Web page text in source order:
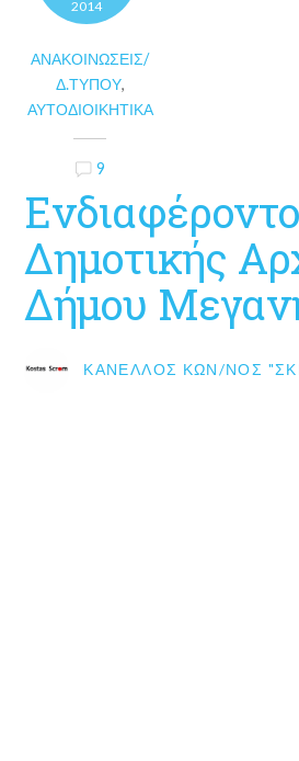
2014
ΑΝΑΚΟΙΝΏΣΕΙΣ/
Δ.ΤΎΠΟΥ,
ΑΥΤΟΔΙΟΙΚΗΤΙΚΆ
9
Δημοτικής
Δήμου
ΚΑΝΈΛΛΟΣ ΚΩΝ/ΝΟΣ